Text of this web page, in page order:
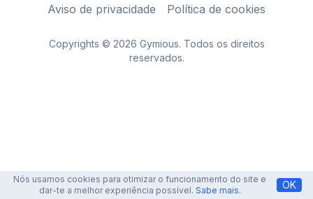
Aviso de privacidade
Política de cookies
Copyrights © 2026 Gymious. Todos os direitos
reservados.
Nós usamos cookies para otimizar o funcionamento do site e
dar-te a melhor experiência possível. Sabe mais. OK